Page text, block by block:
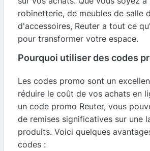
robinetterie, de meubles de salle
d'accessoires, Reuter a tout ce
pour transformer votre espace.
Pourquoi utiliser des codes
Les codes promo sont un
réduire le coût de vos achats en
un code promo Reuter, vous
de remises significatives sur une
produits. Voici quelques
codes :